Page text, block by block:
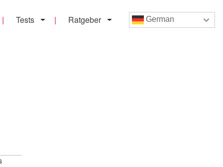
Tests Ratgeber German